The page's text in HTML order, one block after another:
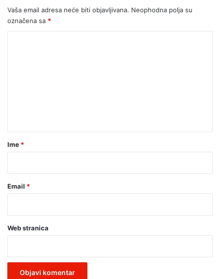
Vaša email adresa neće biti objavljivana. Neophodna polja su
označena sa *
r
Ime *
Email *
Web stranica